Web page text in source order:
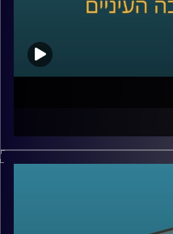
“רחפן”, כנראה שהיינו
מגניב. היום התמונה
לבצע חלק מהמשימות